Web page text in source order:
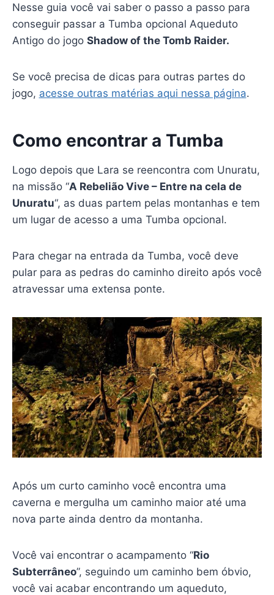
Nesse guia você vai saber o passo a passo para
conseguir passar a Tumba opcional Aqueduto
Antigo do jogo Shadow of the Tomb Raider.
Se você precisa de dicas para outras partes do
jogo, acesse outras matérias aqui nessa página.
Como encontrar a Tumba
Logo depois que Lara se reencontra com Unuratu,
na missão “A Rebelião Vive – Entre na cela de
Unuratu“, as duas partem pelas montanhas e tem
um lugar de acesso a uma Tumba opcional.
Para chegar na entrada da Tumba, você deve
pular para as pedras do caminho direito após você
atravessar uma extensa ponte.
Após um curto caminho você encontra uma
caverna e mergulha um caminho maior até uma
nova parte ainda dentro da montanha.
Você vai encontrar o acampamento “Rio
Subterrâneo”, seguindo um caminho bem óbvio,
você vai acabar encontrando um aqueduto,